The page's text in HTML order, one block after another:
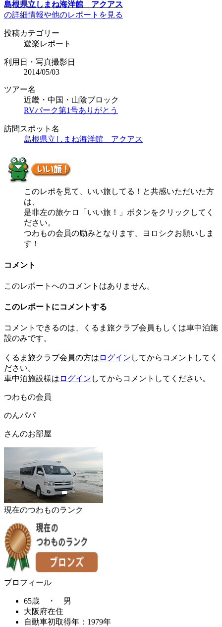
島根県立しまね海洋館 アクアス
の詳細情報や他のレポートを見る
投稿カテゴリー
遊楽レポート
利用日・写真撮影日
2014/05/03
ツアー名
近畿・中国・山陰ブロック
RVパーク第1号ありがとう
訪問スポット名
島根県立しまね海洋館 アクアス
このレポを見て、いい旅してる！と共感いただいた方
は、
是非左の旅ケロ「いい旅！」ボタンをクリックしてく
ださい。
つわもの会員の励みとなります。ヨロシクお願いしま
す！
コメント
このレポートへのコメントはありません。
このレポートにコメントする
コメントできるのは、くるま旅クラブ会員もしくは車中泊施
設のみです。
くるま旅クラブ会員の方は ログイン してからコメントしてく
ださい。
車中泊施設様は ログイン してからコメントしてください。
つわもの会員
のんパパ
さんのお部屋
現在のつわものランク
プロフィール
65歳 ・ 男
大阪府在住
自動車初取得年：1979年